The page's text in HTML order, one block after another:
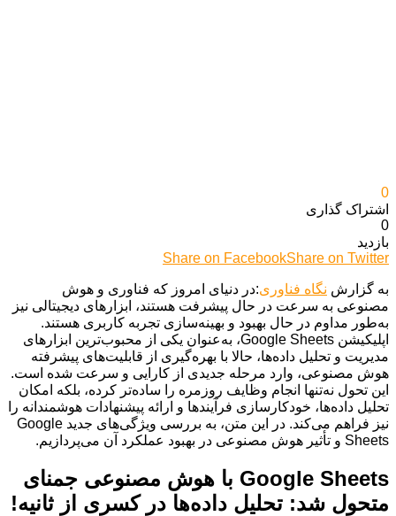
0
اشتراک گذاری‌
0
بازدید
Share on FacebookShare on Twitter
به گزارش نگاه فناوری:در دنیای امروز که فناوری و هوش
مصنوعی به سرعت در حال پیشرفت هستند، ابزارهای دیجیتالی نیز
به‌طور مداوم در حال بهبود و بهینه‌سازی تجربه کاربری هستند.
اپلیکیشن Google Sheets، به‌عنوان یکی از محبوب‌ترین ابزارهای
مدیریت و تحلیل داده‌ها، حالا با بهره‌گیری از قابلیت‌های پیشرفته
هوش مصنوعی، وارد مرحله جدیدی از کارایی و سرعت شده است.
این تحول نه‌تنها انجام وظایف روزمره را ساده‌تر کرده، بلکه امکان
تحلیل داده‌ها، خودکارسازی فرآیندها و ارائه پیشنهادات هوشمندانه را
نیز فراهم می‌کند. در این متن، به بررسی ویژگی‌های جدید Google
Sheets و تأثیر هوش مصنوعی در بهبود عملکرد آن می‌پردازیم.
Google Sheets با هوش مصنوعی جمنای
متحول شد: تحلیل داده‌ها در کسری از ثانیه!